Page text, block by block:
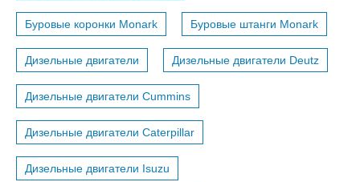
Буровые коронки Monark Буровые штанги Monark
Дизельные двигатели Дизельные двигатели Deutz
Дизельные двигатели Cummins
Дизельные двигатели Caterpillar
Дизельные двигатели Isuzu